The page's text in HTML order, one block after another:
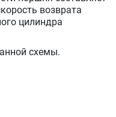
возврата
цилиндра
схемы.